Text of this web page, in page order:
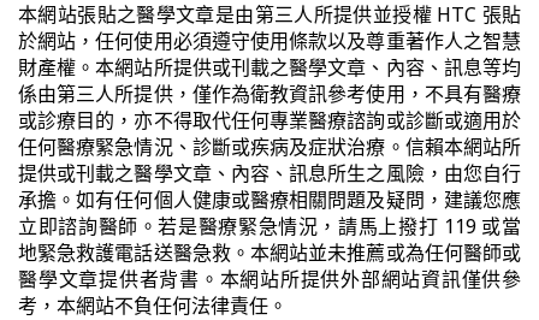
本網站張貼之醫學文章是由第三人所提供並授權 HTC 張貼
於網站，任何使用必須遵守使用條款以及尊重著作人之智慧
財產權。本網站所提供或刊載之醫學文章、內容、訊息等均
係由第三人所提供，僅作為衛教資訊參考使用，不具有醫療
或診療目的，亦不得取代任何專業醫療諮詢或診斷或適用於
任何醫療緊急情況、診斷或疾病及症狀治療。信賴本網站所
提供或刊載之醫學文章、內容、訊息所生之風險，由您自行
承擔。如有任何個人健康或醫療相關問題及疑問，建議您應
立即諮詢醫師。若是醫療緊急情況，請馬上撥打 119 或當
地緊急救護電話送醫急救。本網站並未推薦或為任何醫師或
醫學文章提供者背書。本網站所提供外部網站資訊僅供參
考，本網站不負任何法律責任。